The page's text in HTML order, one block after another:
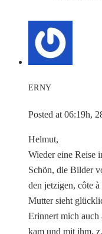
ERNY
Posted at 06:19h,
Helmut,
Wieder eine Reise
Schön, die Bilder
den jetzigen, côte à
Mutter sieht
Erinnert mich auch
kam und mit ihm,